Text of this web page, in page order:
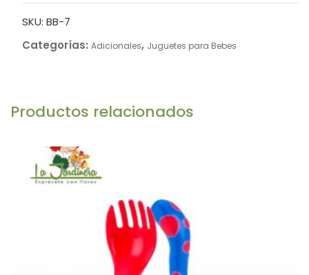
SKU: BB-7
Categorías: Adicionales, Juguetes para Bebes
Productos relacionados